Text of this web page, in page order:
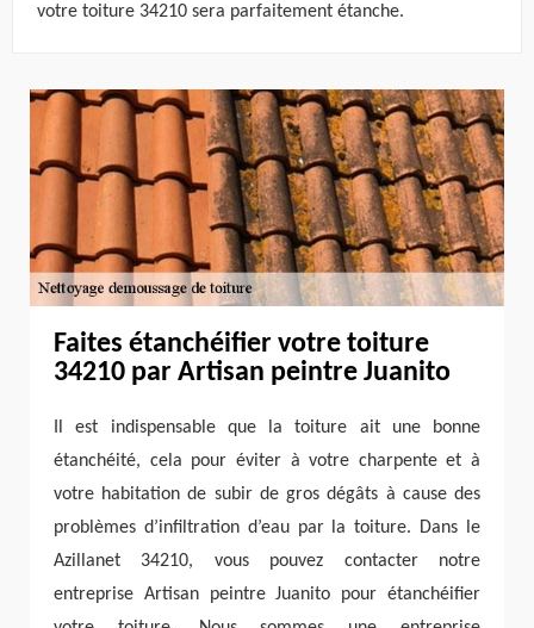
votre toiture 34210 sera parfaitement étanche.
Faites étanchéifier votre toiture
34210 par Artisan peintre Juanito
Il est indispensable que la toiture ait une bonne
étanchéité, cela pour éviter à votre charpente et à
votre habitation de subir de gros dégâts à cause des
problèmes d’infiltration d’eau par la toiture. Dans le
Azillanet 34210, vous pouvez contacter notre
entreprise Artisan peintre Juanito pour étanchéifier